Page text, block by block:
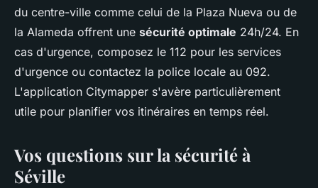
du centre-ville comme celui de la Plaza Nueva ou de
la Alameda offrent une sécurité optimale 24h/24. En
cas d'urgence, composez le 112 pour les services
d'urgence ou contactez la police locale au 092.
L'application Citymapper s'avère particulièrement
utile pour planifier vos itinéraires en temps réel.
Vos questions sur la sécurité à
Séville